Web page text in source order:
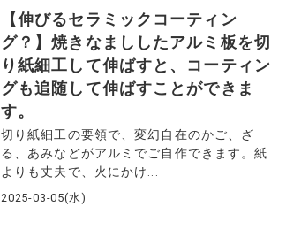
【伸びるセラミックコーティン
グ？】焼きなまししたアルミ板を切
り紙細工して伸ばすと、コーティン
グも追随して伸ばすことができま
す。
切り紙細工の要領で、変幻自在のかご、ざ
る、あみなどがアルミでご自作できます。紙
よりも丈夫で、火にかけ...
2025-03-05(水)